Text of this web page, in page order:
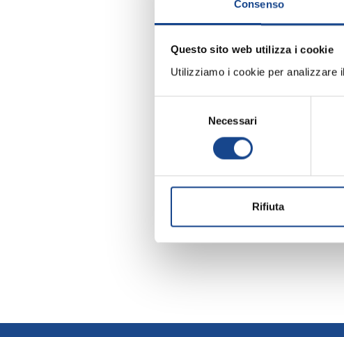
Consenso
Questo sito web utilizza i cookie
Utilizziamo i cookie per analizzare
Necessari
Rifiuta